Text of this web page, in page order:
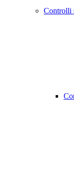
Controlli